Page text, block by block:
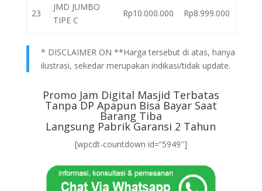
23
JMD JUMBO
TIPE C
Rp10.000.000 Rp8.999.000
* DISCLAIMER ON **Harga tersebut di atas, hanya
ilustrasi, sekedar merupakan indikasi/tidak update.
Promo Jam Digital Masjid Terbatas
Tanpa DP Apapun Bisa Bayar Saat
Barang Tiba
Langsung Pabrik Garansi 2 Tahun
[wpcdt-countdown id=”5949″]